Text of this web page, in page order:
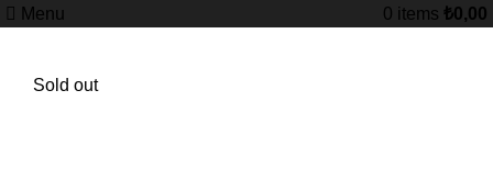
Menu 0 items ₺0,00
Sold out